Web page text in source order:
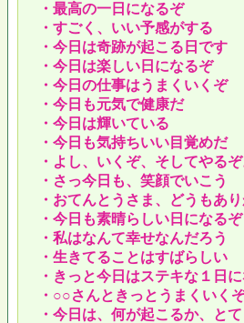
・最高の一日になるぞ
・すごく、いい予感がする
・今日は奇跡が起こる日です
・今日は楽しい日になるぞ
・今日の仕事はうまくいくぞ
・今日も元気で健康だ
・今日は輝いている
・今日も気持ちいい目覚めだ
・よし、いくぞ、そしてやる
・さっ今日も、笑顔でいこう
・おてんとうさま、どうもあ
・今日も素晴らしい日になるぞ
・私はなんて幸せなんだろう
・生きてることはすばらしい
・きっと今日はステキな１日
・○○さんときっとうまくいく
・今日は、何が起こるか、と